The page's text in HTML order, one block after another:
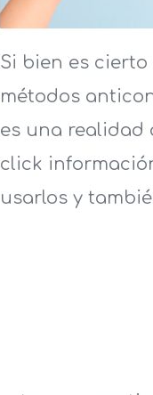
Si bien es
métodos
es una realidad
click
usarlos y